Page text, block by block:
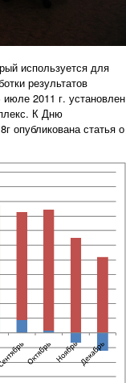
используется для
результатов
2011 г. установлен
К Дню
опубликована статья о